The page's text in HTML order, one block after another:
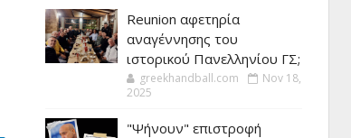
Reunion αφετηρία
αναγέννησης του
ιστορικού Πανελληνίου ΓΣ;
greekhandball.com
Nov 18,
2025
"Ψήνουν" επιστροφή